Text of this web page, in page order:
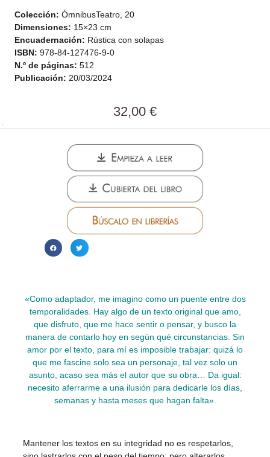
Colección: ÓmnibusTeatro, 20
Dimensiones: 15×23 cm
Encuadernación: Rústica con solapas
ISBN: 978-84-127476-9-0
N.º de páginas: 512
Publicación: 20/03/2024
32,00 €
«Como adaptador, me imagino como un puente entre dos
temporalidades. Hay algo de un texto original que amo,
que disfruto, que me hace sentir o pensar, y busco la
manera de contarlo hoy en según qué circunstancias. Sin
amor por el texto, para mí es imposible trabajar: quizá lo
que me fascine solo sea un personaje, tal vez solo un
asunto, acaso sea más el autor que su obra… Da igual:
necesito aferrarme a una ilusión para dedicarle los días,
semanas y hasta meses que hagan falta».
Mantener los textos en su integridad no es respetarlos,